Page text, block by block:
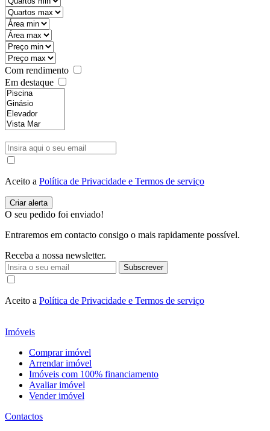
Com rendimento
Em destaque
Aceito a Política de Privacidade e Termos de serviço
O seu pedido foi enviado!
Entraremos em contacto consigo o mais rapidamente possível.
Receba a nossa newsletter.
Subscrever
Aceito a Política de Privacidade e Termos de serviço
Imóveis
Comprar imóvel
Arrendar imóvel
Imóveis com 100% financiamento
Avaliar imóvel
Vender imóvel
Contactos